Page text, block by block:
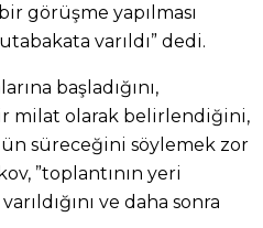
görüşme yapılması
varıldı” dedi.
başladığını,
milat olarak belirlendiğini,
süreceğini söylemek zor
”toplantının yeri
ve daha sonra